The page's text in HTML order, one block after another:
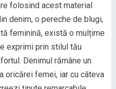
folosind acest material
denim, o pereche de blugi,
feminină, există o mulțime
exprimi prin stilul tău
Denimul rămâne un
oricărei femei, iar cu câteva